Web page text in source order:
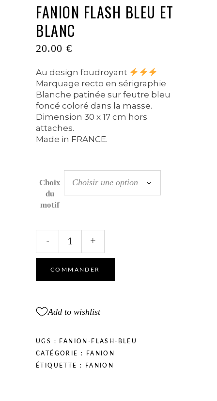
FANION FLASH BLEU ET
BLANC
20.00 €
Au design foudroyant
Marquage recto en sérigraphie
Blanche patinée sur feutre bleu
foncé coloré dans la masse.
Dimension 30 x 17 cm hors
attaches.
Made in FRANCE.
Choix
du
motif
Choisir une option
Bleu
Blanc
- +
COMMANDER
Add to wishlist
UGS : FANION-FLASH-BLEU
CATÉGORIE : FANION
ÉTIQUETTE : FANION